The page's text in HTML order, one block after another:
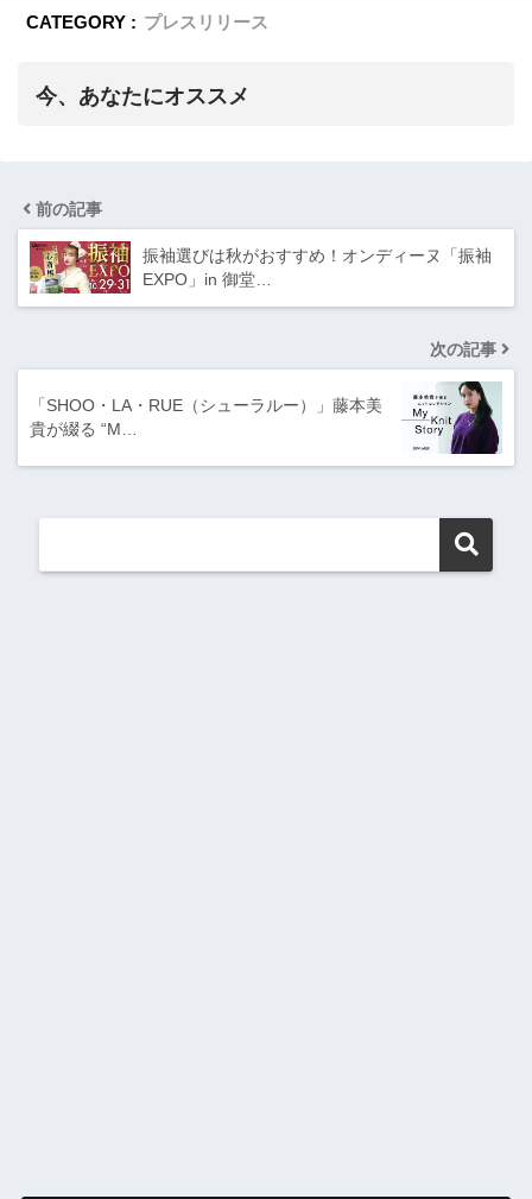
CATEGORY : プレスリリース
今、あなたにオススメ
前の記事
振袖選びは秋がおすすめ！オンディーヌ「振袖
EXPO」in 御堂…
次の記事
「SHOO・LA・RUE（シューラルー）」藤本美
貴が綴る “M…